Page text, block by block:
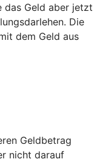
das Geld aber jetzt
Die
dem Geld aus
Geldbetrag
nicht darauf